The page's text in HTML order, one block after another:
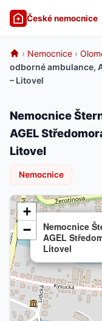
České nemocnice
› Nemocnice ›
odborné ambulance,
– Litovel
Nemocnice
AGEL
Litovel
Nemocnice
Nemocnice
AGEL
Litovel
+
−